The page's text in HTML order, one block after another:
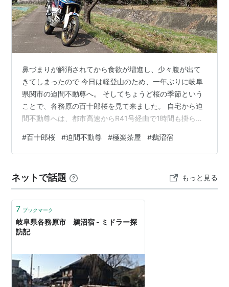
鼻づまりが解消されてから食欲が増進し、少々腹が出て
きてしまったので 今日は軽登山のため、一年ぶりに岐阜
県関市の迫間不動尊へ。 そしてちょうど桜の季節という
ことで、各務原の百十郎桜を見て来ました。 自宅から迫
間不動尊へは、都市高速からR41号経由で1時間も掛らな
号ルートを走ります。
#百十郎桜 #迫間不動尊 #極楽茶屋 #鵜沼宿
ネットで話題 もっと見る
7 ブックマーク
岐阜県各務原市 鵜沼宿 - ミドラー探
訪記